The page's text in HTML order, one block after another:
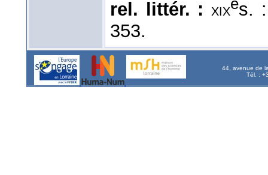
rel. littér. :xixes.
353.
44, avenue de
Tél. :